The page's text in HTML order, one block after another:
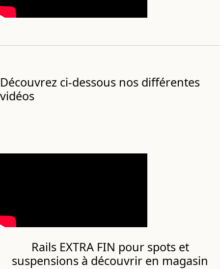
Découvrez ci-dessous nos différentes
vidéos
Rails EXTRA FIN pour spots et
suspensions à découvrir en magasin